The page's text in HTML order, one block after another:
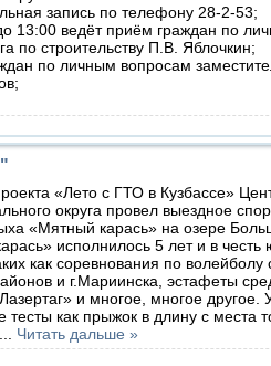
запись по телефону 28-2-53;
13:00 ведёт приём граждан по
по строительству П.В. Яблочкин;
по личным вопросам
«Лето с ГТО в Кузбассе»
округа провел выездное
«Мятный карась» на озере
исполнилось 5 лет и в честь
как соревнования по волейболу
и г.Мариинска, эстафеты
и многое, многое другое.
как прыжок в длину с места
Читать дальше »